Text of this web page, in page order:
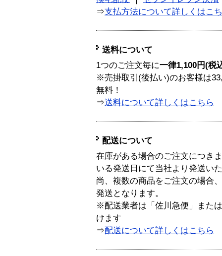
⇒支払方法について詳しくはこ
送料について
1つのご注文毎に一律1,100円(税
※売掛取引(後払い)のお客様は
無料！
⇒送料について詳しくはこちら
配送について
在庫がある場合のご注文につき
いる発送日にて当社より発送い
尚、複数の商品をご注文の場合
発送となります。
※配送業者は「佐川急便」また
けます
⇒配送について詳しくはこちら